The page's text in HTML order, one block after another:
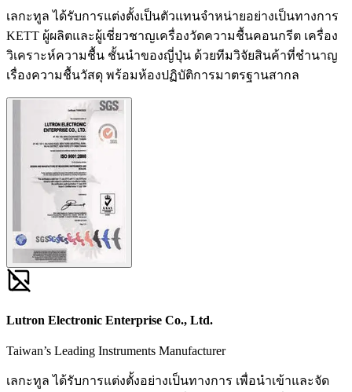
เลกะทูล ได้รับการแต่งตั้งเป็นตัวแทนจำหน่ายอย่างเป็นทางการ
KETT ผู้ผลิตและผู้เชี่ยวชาญเครื่องวัดความชื้นคอนกรีต เครื่อง
วิเคราะห์ความชื้น ชั้นนำของญี่ปุ่น ด้วยทีมวิจัยสินค้าที่ชำนาญ
เรื่องความชื้นวัสดุ พร้อมห้องปฏิบัติการมาตรฐานสากล
Lutron Electronic Enterprise Co., Ltd.
Taiwan’s Leading Instruments Manufacturer
เลกะทูล ได้รับการแต่งตั้งอย่างเป็นทางการ เพื่อนำเข้าและจัด